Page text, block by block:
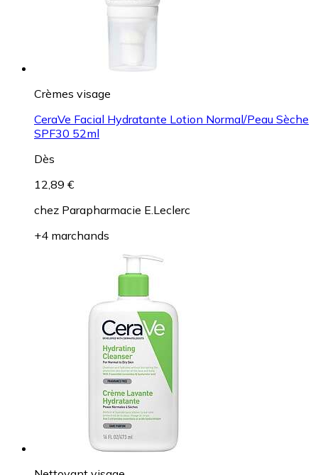
Crèmes visage
CeraVe Facial Hydratante Lotion Normal/Peau Sèche
SPF30 52ml
Dès
12,89 €
chez Parapharmacie E.Leclerc
+4 marchands